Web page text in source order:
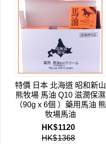
特價 日本 北海道 昭和新山
熊牧場 馬油 Q10 滋潤保濕
（90g x 6個 ）藥用馬油 熊
牧場馬油
HK$1120
HK$1368